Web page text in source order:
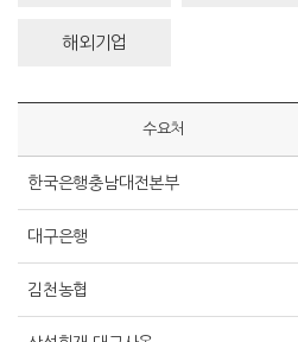
해외기업
수요처
한국은행충남대전본부
대구은행
김천농협